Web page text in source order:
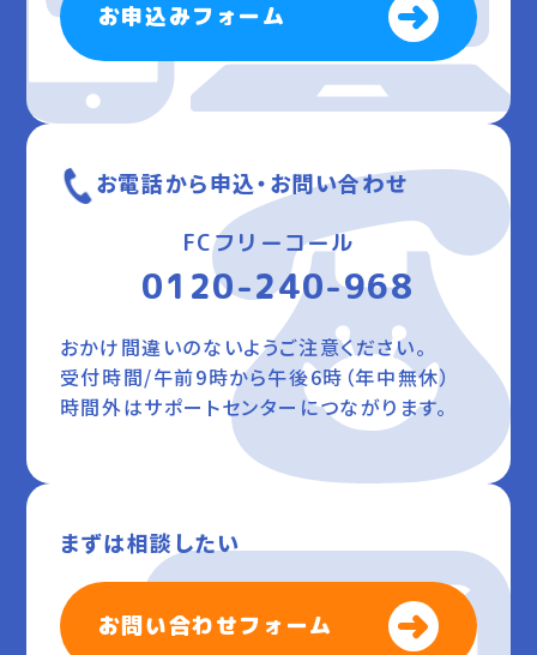
お申込みフォーム
お電話から申込・お問い合わせ
FCフリーコール
0120-240-968
おかけ間違いのないようご注意ください。
受付時間/午前9時から午後6時（年中無休）
時間外はサポートセンターにつながります。
まずは相談したい
お問い合わせフォーム